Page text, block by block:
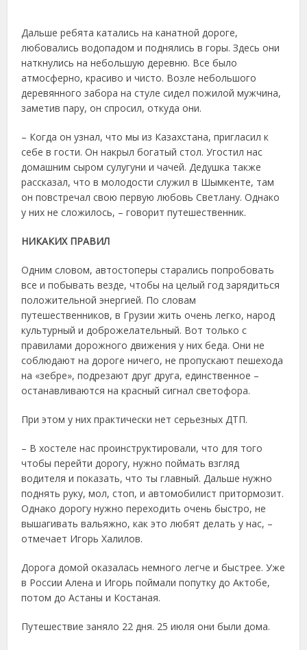
Дальше ребята катались на канатной дороге,
любовались водопадом и поднялись в горы. Здесь они
наткнулись на небольшую деревню. Все было
атмосферно, красиво и чисто. Возле небольшого
деревянного забора на стуле сидел пожилой мужчина,
заметив пару, он спросил, откуда они.
– Когда он узнал, что мы из Казахстана, пригласил к
себе в гости. Он накрыл богатый стол. Угостил нас
домашним сыром сулугуни и чачей. Дедушка также
рассказал, что в молодости служил в Шымкенте, там
он повстречал свою первую любовь Светлану. Однако
у них не сложилось, – говорит путешественник.
НИКАКИХ ПРАВИЛ
Одним словом, автостоперы старались попробовать
все и побывать везде, чтобы на целый год зарядиться
положительной энергией. По словам
путешественников, в Грузии жить очень легко, народ
культурный и доброжелательный. Вот только с
правилами дорожного движения у них беда. Они не
соблюдают на дороге ничего, не пропускают пешехода
на «зебре», подрезают друг друга, единственное –
останавливаются на красный сигнал светофора.
При этом у них практически нет серьезных ДТП.
– В хостеле нас проинструктировали, что для того
чтобы перейти дорогу, нужно поймать взгляд
водителя и показать, что ты главный. Дальше нужно
поднять руку, мол, стоп, и автомобилист притормозит.
Однако дорогу нужно переходить очень быстро, не
вышагивать вальяжно, как это любят делать у нас, –
отмечает Игорь Халилов.
Дорога домой оказалась немного легче и быстрее. Уже
в России Алена и Игорь поймали попутку до Актобе,
потом до Астаны и Костаная.
Путешествие заняло 22 дня. 25 июля они были дома.